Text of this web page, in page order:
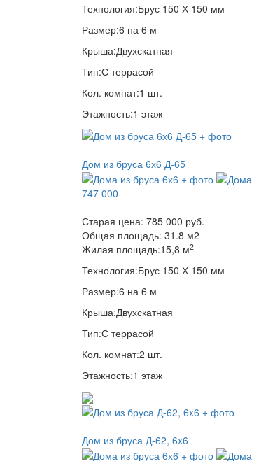
Технология:Брус 150 Х 150 мм
Размер:6 на 6 м
Крыша:Двухскатная
Тип:С террасой
Кол. комнат:1 шт.
Этажность:1 этаж
Дом из бруса 6х6 Д-65
747 000
Старая цена: 785 000 руб.
Общая площадь: 31.8 м2
Жилая площадь:15,8 м2
Технология:Брус 150 Х 150 мм
Размер:6 на 6 м
Крыша:Двухскатная
Тип:С террасой
Кол. комнат:2 шт.
Этажность:1 этаж
Дом из бруса Д-62, 6x6